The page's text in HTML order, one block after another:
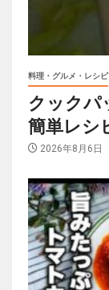
料理・グルメ・レシピ
クックパ
簡単レシ
2026年8月6日